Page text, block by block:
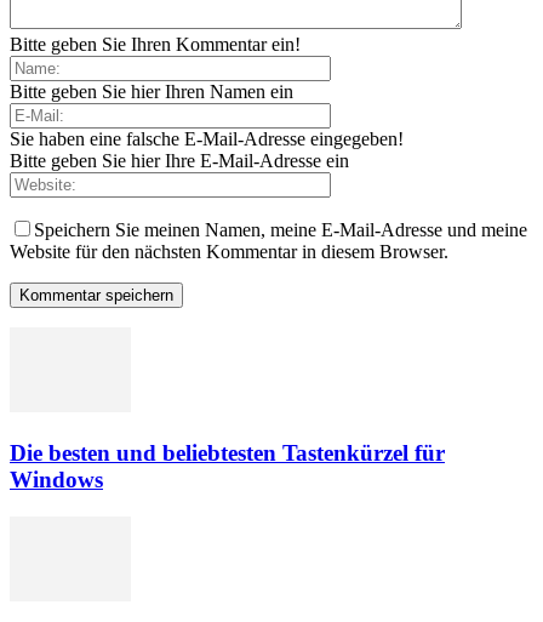
Bitte geben Sie Ihren Kommentar ein!
Bitte geben Sie hier Ihren Namen ein
Sie haben eine falsche E-Mail-Adresse eingegeben!
Bitte geben Sie hier Ihre E-Mail-Adresse ein
Speichern Sie meinen Namen, meine E-Mail-Adresse und meine
Website für den nächsten Kommentar in diesem Browser.
Die besten und beliebtesten Tastenkürzel für
Windows